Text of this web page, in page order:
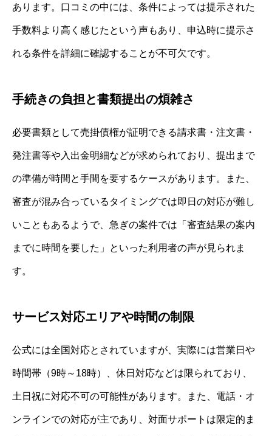
あります。口コミの中には、条件によっては提示された
手数料より高く感じたという声もあり、申込時に提示さ
れる条件を詳細に確認することが不可欠です。
手続きの負担と書類提出の煩雑さ
必要書類として売掛債権が証明できる請求書・注文書・
発注書等や入出金明細などが求められており、提出まで
の準備が時間と手間を要するケースがあります。また、
審査が混み合っているタイミングでは即日の対応が難し
いこともあるようで、急ぎの案件では「審査結果の案内
までに時間を要した」といった利用者の声が見られま
す。
サービス対応エリアや時間の制限
公式には全国対応とされていますが、実際には営業日や
時間帯（9時～18時）、休日対応などは限られており、
土日祝に対応不可の可能性があります。また、電話・オ
ンラインでの対応が主であり、対面サポートは限定的ま